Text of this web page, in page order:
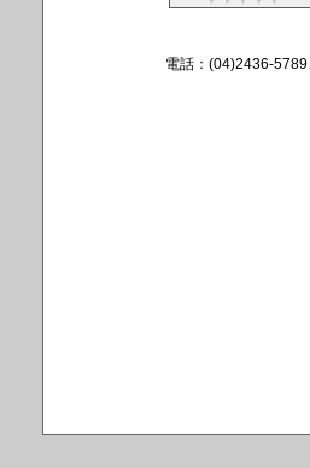
電話：(04)2436-